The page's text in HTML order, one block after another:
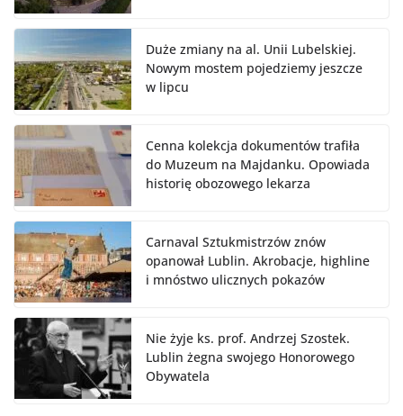
Duże zmiany na al. Unii Lubelskiej.
Nowym mostem pojedziemy jeszcze
w lipcu
Cenna kolekcja dokumentów trafiła
do Muzeum na Majdanku. Opowiada
historię obozowego lekarza
Carnaval Sztukmistrzów znów
opanował Lublin. Akrobacje, highline
i mnóstwo ulicznych pokazów
Nie żyje ks. prof. Andrzej Szostek.
Lublin żegna swojego Honorowego
Obywatela